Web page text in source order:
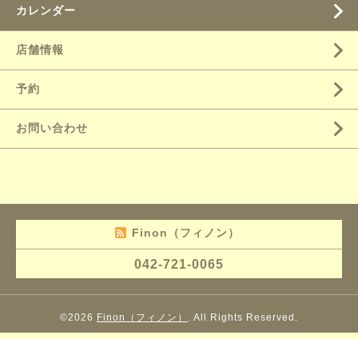
カレンダー
店舗情報
予約
お問い合わせ
Finon（フィノン）
042-721-0065
©2026 Finon（フィノン） . All Rights Reserved.